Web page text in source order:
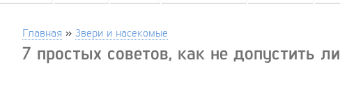
Главная » Звери и насекомые
7 простых советов, как не допустить